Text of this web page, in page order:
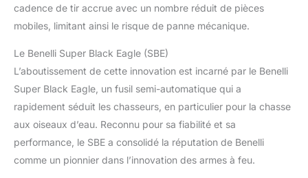
cadence de tir accrue avec un nombre réduit de pièces
mobiles, limitant ainsi le risque de panne mécanique.
Le Benelli Super Black Eagle (SBE)
L’aboutissement de cette innovation est incarné par le Benelli
Super Black Eagle, un fusil semi-automatique qui a
rapidement séduit les chasseurs, en particulier pour la chasse
aux oiseaux d’eau. Reconnu pour sa fiabilité et sa
performance, le SBE a consolidé la réputation de Benelli
comme un pionnier dans l’innovation des armes à feu.